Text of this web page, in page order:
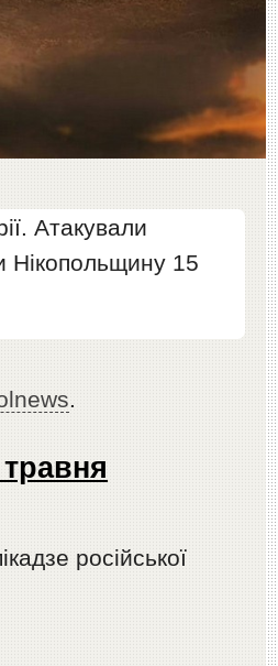
Атакували
Нікопольщину 15
.
російської